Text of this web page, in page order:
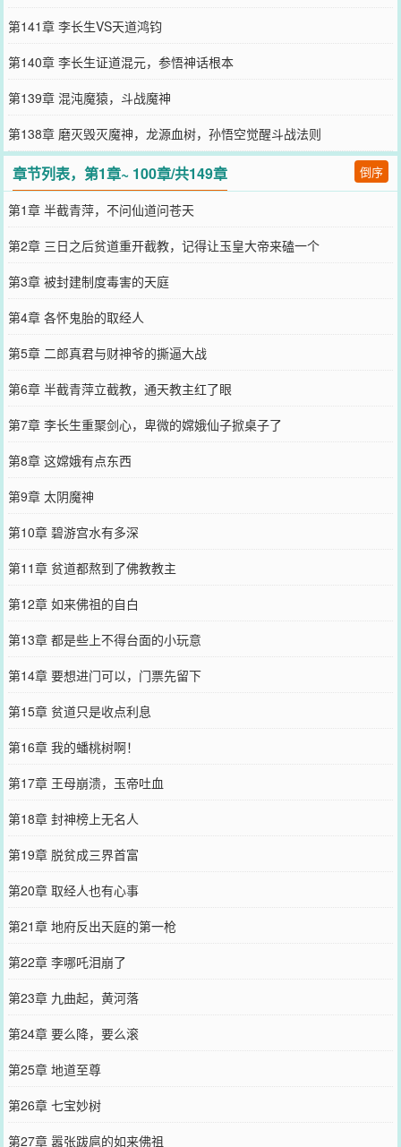
第141章 李长生VS天道鸿钧
第140章 李长生证道混元，参悟神话根本
第139章 混沌魔猿，斗战魔神
第138章 磨灭毁灭魔神，龙源血树，孙悟空觉醒斗战法则
章节列表，第1章~ 100章/共149章 倒序
第1章 半截青萍，不问仙道问苍天
第2章 三日之后贫道重开截教，记得让玉皇大帝来磕一个
第3章 被封建制度毒害的天庭
第4章 各怀鬼胎的取经人
第5章 二郎真君与财神爷的撕逼大战
第6章 半截青萍立截教，通天教主红了眼
第7章 李长生重聚剑心，卑微的嫦娥仙子掀桌子了
第8章 这嫦娥有点东西
第9章 太阴魔神
第10章 碧游宫水有多深
第11章 贫道都熬到了佛教教主
第12章 如来佛祖的自白
第13章 都是些上不得台面的小玩意
第14章 要想进门可以，门票先留下
第15章 贫道只是收点利息
第16章 我的蟠桃树啊！
第17章 王母崩溃，玉帝吐血
第18章 封神榜上无名人
第19章 脱贫成三界首富
第20章 取经人也有心事
第21章 地府反出天庭的第一枪
第22章 李哪吒泪崩了
第23章 九曲起，黄河落
第24章 要么降，要么滚
第25章 地道至尊
第26章 七宝妙树
第27章 嚣张跋扈的如来佛祖